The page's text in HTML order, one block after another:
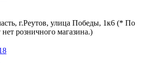
г.Реутов, улица Победы, 1к6 (* По
розничного магазина.)